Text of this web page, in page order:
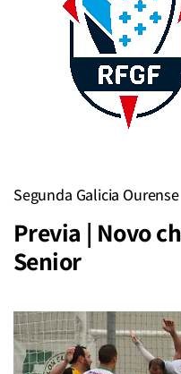
Segunda Galicia Ourense
Previa | Novo
Senior